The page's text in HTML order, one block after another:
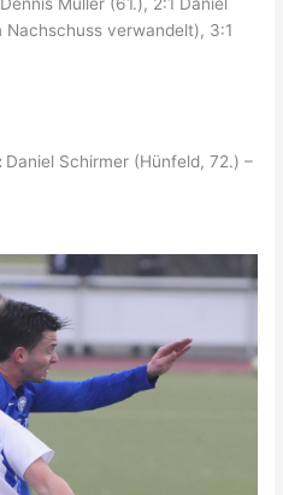
Nachschuss verwandelt), 3:1
Daniel Schirmer (Hünfeld, 72.) –